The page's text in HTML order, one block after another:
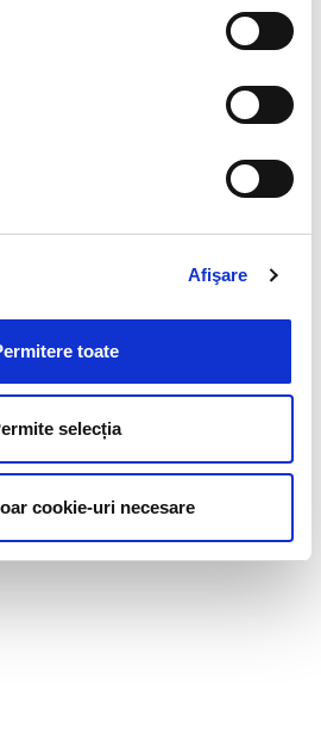
Afişare
toate
selecția
cookie-uri necesare